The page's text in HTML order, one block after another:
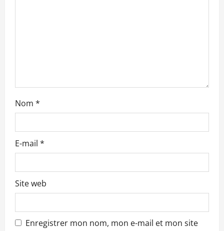
i
c
e
Nom *
E-mail *
Site web
Enregistrer mon nom, mon e-mail et mon site